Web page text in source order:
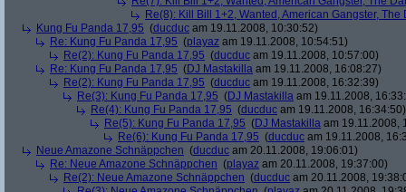
Re(8): Kill Bill 1+2, Wanted, American Gangster, The
Kung Fu Panda 17,95 (ducduc am 19.11.2008, 10:30:52)
Re: Kung Fu Panda 17,95 (playaz am 19.11.2008, 10:54:51)
Re(2): Kung Fu Panda 17,95 (ducduc am 19.11.2008, 10:57:00)
Re: Kung Fu Panda 17,95 (DJ Mastakilla am 19.11.2008, 16:08:27)
Re(2): Kung Fu Panda 17,95 (ducduc am 19.11.2008, 16:32:39)
Re(3): Kung Fu Panda 17,95 (DJ Mastakilla am 19.11.2008,
Re(4): Kung Fu Panda 17,95 (ducduc am 19.11.2008, 16:34:50)
Re(5): Kung Fu Panda 17,95 (DJ Mastakilla am 19.11.2008,
Re(6): Kung Fu Panda 17,95 (ducduc am 19.11.2008,
Neue Amazone Schnäppchen (ducduc am 20.11.2008, 19:06:01)
Re: Neue Amazone Schnäppchen (playaz am 20.11.2008, 19:37:00)
Re(2): Neue Amazone Schnäppchen (ducduc am 20.11.2008,